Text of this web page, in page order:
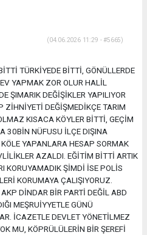
(04.06.2026 11:29 - #5665)
TÜRKİYEDE BİTTİ, GÖNÜLLERDE
YAPMAK ZOR OLUR HALİL
ŞIMARIK DEĞİŞİKLER YAPILIYOR
ZİHNİYETİ DEĞİŞMEDİKÇE TARIM
KISACA KÖYLER BİTTİ, GEÇİM
30BİN NÜFUSU İLÇE DIŞINA
YAPANLARA HESAP SORMAK
AZALDI. EĞİTİM BİTTİ ARTIK
KORUYAMADIK ŞİMDİ İSE POLİS
KORUMAYA ÇALIŞIYORUZ.
DİNDAR BİR PARTİ DEĞİL ABD
MEŞRUİYYETLE GÜNÜ
İCAZETLE DEVLET YÖNETİLMEZ
MU, KÖPRÜLÜLERİN BİR ŞEREFİ